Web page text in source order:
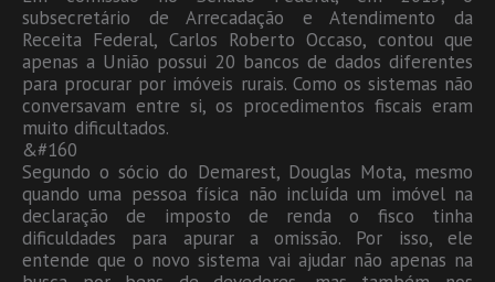
subsecretário de Arrecadação e Atendimento da
Receita Federal, Carlos Roberto Occaso, contou que
apenas a União possui 20 bancos de dados diferentes
para procurar por imóveis rurais. Como os sistemas não
conversavam entre si, os procedimentos fiscais eram
muito dificultados.
&#160
Segundo o sócio do Demarest, Douglas Mota, mesmo
quando uma pessoa física não incluída um imóvel na
declaração de imposto de renda o fisco tinha
dificuldades para apurar a omissão. Por isso, ele
entende que o novo sistema vai ajudar não apenas na